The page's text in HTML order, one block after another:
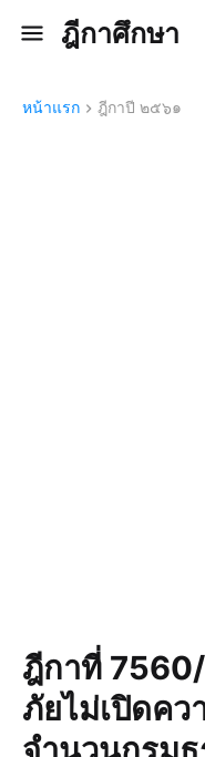
ฎีกาศึกษา
หน้าแรก ฎีกาปี ๒๕๖๑
ฎีกาที่
ภัยไม่เปิดคว